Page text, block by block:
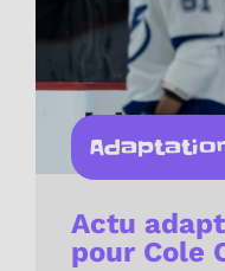
Actu
pour Cole